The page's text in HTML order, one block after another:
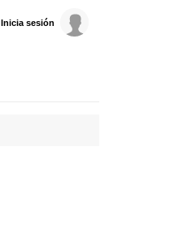
Inicia sesión